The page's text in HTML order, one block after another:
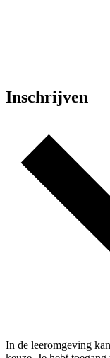
Inschrijven
In de leeromgeving